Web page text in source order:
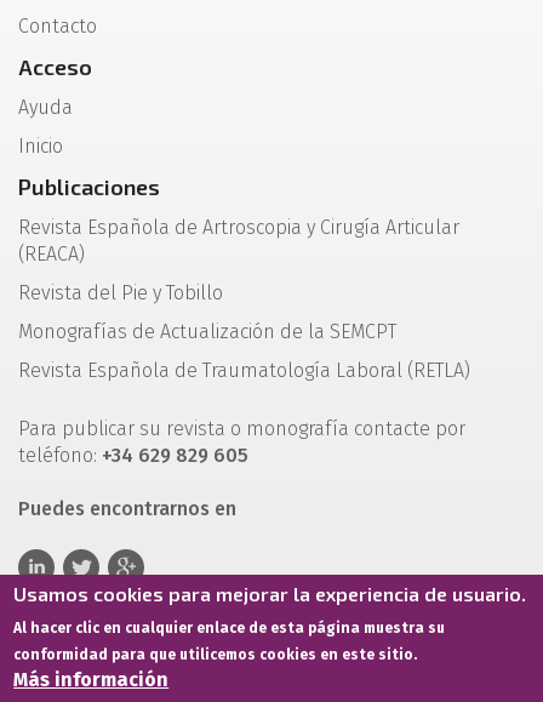
Contacto
Acceso
Ayuda
Inicio
Publicaciones
Revista Española de Artroscopia y Cirugía Articular
(REACA)
Revista del Pie y Tobillo
Monografías de Actualización de la SEMCPT
Revista Española de Traumatología Laboral (RETLA)
Para publicar su revista o monografía contacte por
teléfono: +34 629 829 605
Puedes encontrarnos en
Usamos cookies para mejorar la experiencia de usuario.
Al hacer clic en cualquier enlace de esta página muestra su
conformidad para que utilicemos cookies en este sitio.
Más información